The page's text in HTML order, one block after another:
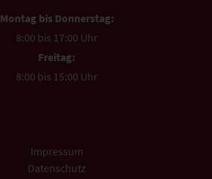
Montag bis Donnerstag:
8:00 bis 17:00 Uhr
Freitag:
8:00 bis 15:00 Uhr
Impressum
Datenschutz